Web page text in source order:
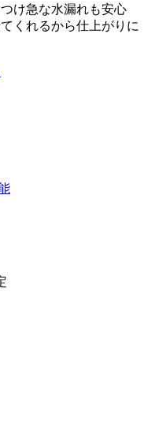
け急な水漏れも安心
くれるから仕上がりに